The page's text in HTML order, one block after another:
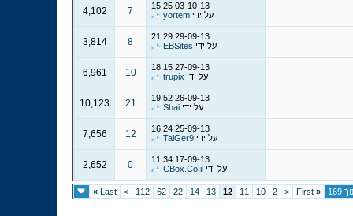
03-10-13
15:25
על ידי yortem
7
4,102
29-09-13
21:29
על ידי EBSites
8
3,814
27-09-13
18:15
על ידי trupix
10
6,961
26-09-13
19:52
על ידי Shai
21
10,123
25-09-13
16:24
על ידי TalGer9
12
7,656
17-09-13
11:34
על ידי CBox.Co.il
0
2,652
«
First
<
2
10
11
12
13
14
22
62
112
>
Last
»